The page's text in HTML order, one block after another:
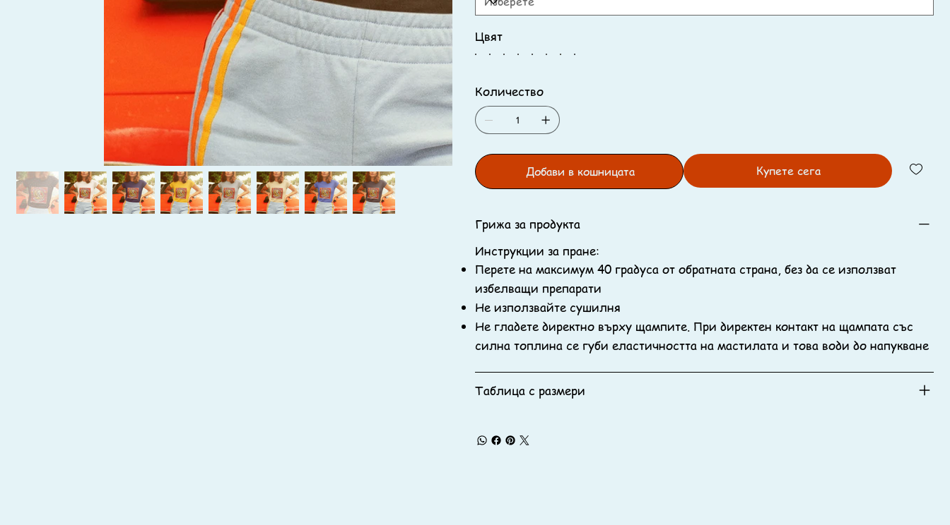
Цвят
Количество
Добави в кошницата Купете сега
Грижа за продукта
Инструкции за пране:
Перете на максимум 40 градуса от обратната страна, без да се използват
избелващи препарати
Не използвайте сушилня
Не гладете директно върху щампите. При директен контакт на щампата със
силна топлина се губи еластичността на мастилата и това води до напукване
Таблица с размери